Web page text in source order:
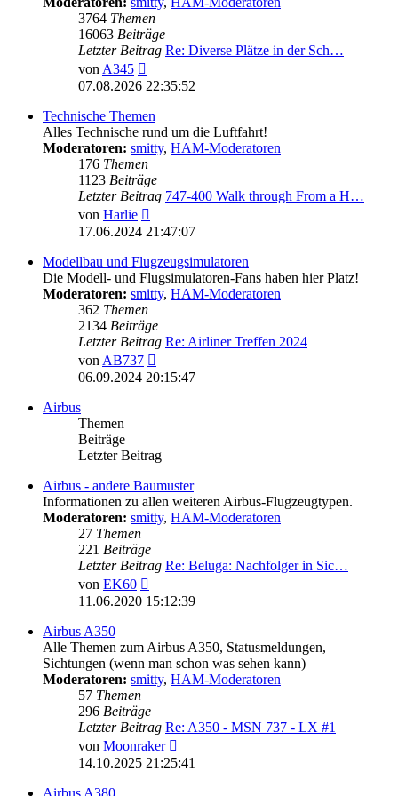
3764 Themen
16063 Beiträge
Letzter Beitrag Re: Diverse Plätze in der Sch…
vonA345
Beitrag
07.08.2026 22:35:52
Technische Themen
Alles Technische rund um die Luftfahrt!
Moderatoren: smitty, HAM-Moderatoren
176 Themen
1123 Beiträge
Letzter Beitrag 747-400 Walk through From a H…
von Harlie
Beitrag
17.06.2024 21:47:07
Modellbau und Flugzeugsimulatoren
Die Modell- und Flugsimulatoren-Fans haben hier Platz!
Moderatoren: smitty, HAM-Moderatoren
362 Themen
2134 Beiträge
Letzter Beitrag Re: Airliner Treffen 2024
vonAB737
Beitrag
06.09.2024 20:15:47
Airbus
Themen
Beiträge
Letzter Beitrag
Airbus - andere Baumuster
Informationen zu allen weiteren Airbus-Flugzeugtypen.
Moderatoren: smitty, HAM-Moderatoren
27 Themen
221 Beiträge
Letzter Beitrag Re: Beluga: Nachfolger in Sic…
von EK60
Beitrag
11.06.2020 15:12:39
Airbus A350
Alle Themen zum Airbus A350, Statusmeldungen,
Sichtungen (wenn man schon was sehen kann)
Moderatoren: smitty, HAM-Moderatoren
57 Themen
296 Beiträge
Letzter Beitrag Re: A350 - MSN 737 - LX #1
von Moonraker
Beitrag
14.10.2025 21:25:41